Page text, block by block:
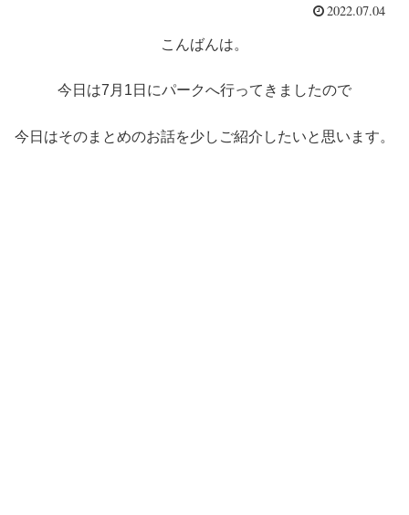
2022.07.04
こんばんは。
今日は7月1日にパークへ行ってきましたので
今日はそのまとめのお話を少しご紹介したいと思います。